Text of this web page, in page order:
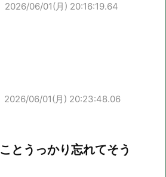
2026/06/01(月) 20:16:19.64
2026/06/01(月) 20:23:48.06
とうっかり忘れてそう